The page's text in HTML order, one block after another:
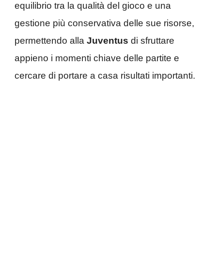
equilibrio tra la qualità del gioco e una
gestione più conservativa delle sue risorse,
permettendo alla Juventus di sfruttare
appieno i momenti chiave delle partite e
cercare di portare a casa risultati importanti.